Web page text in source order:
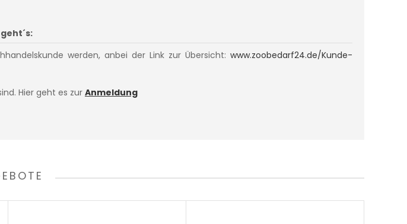
werden, anbei der Link zur Übersicht: www.zoobedarf24.de/Kunde-
Hier geht es zur Anmeldung